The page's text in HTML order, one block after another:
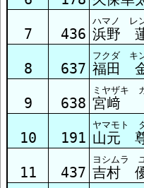
7 436
ハマノ レ
浜野
8 637
フクダ キ
福田
9 638
ミヤザキ
宮﨑
10 191
ヤマモト
山元
11 437
ヨシムラ
吉村